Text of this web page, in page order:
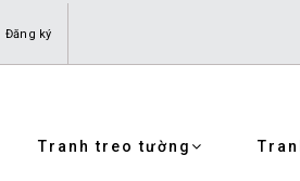
Đăng ký
Tranh treo tường